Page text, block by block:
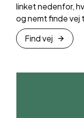
linket nedenfor,
og nemt finde vej
Find vej